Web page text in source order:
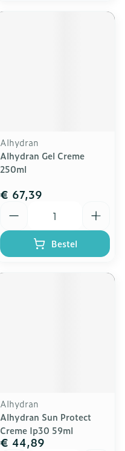
Alhydran
Alhydran Gel Creme
250ml
€ 67,39
Bestel
Alhydran
Alhydran Sun Protect
Creme Ip30 59ml
€ 44,89